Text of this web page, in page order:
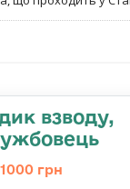
взводу,
грн